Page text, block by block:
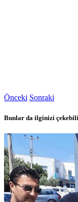
Önceki Sonraki
Bunlar da ilginizi